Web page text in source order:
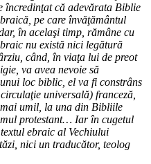
încredinţat că adevărata Biblie
pe care învăţământul
în acelaşi timp, rămâne cu
nu există nici legătură
când, în viaţa lui de preot
va avea nevoie să
loc biblic, el va fi constrâns
universală) franceză,
umil, la una din Bibliile
protestant… Iar în cugetul
ebraic al Vechiului
nici un traducător, teolog